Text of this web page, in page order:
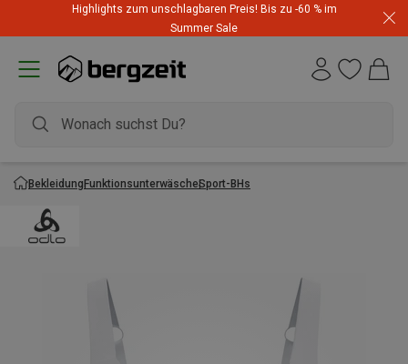
Highlights zum unschlagbaren Preis! Bis zu -60 % im
Summer Sale
BekleidungFunktionsunterwäscheSport-BHs